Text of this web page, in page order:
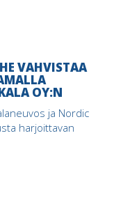
VAHVISTAA
OY:N
ja Nordic
harjoittavan